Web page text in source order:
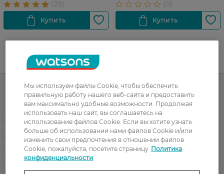
UA
Каталог
Корейская косметика Мужчинам
Парфюмерия Здоровье
Акции Макияж
Тело
Мы используем файлы Cookie, чтобы обеспечить
правильную работу нашего веб-сайта и предоставить
вам максимально удобные возможности. Продолжая
использовать наш сайт, вы соглашаетесь на
использование файлов Cookie. Если вы хотите узнать
больше об использовании нами файлов Cookie и/или
изменить свои предпочтения в отношении файлов
Cookie, пожалуйста, посетите страницу Политика
конфиденциальности